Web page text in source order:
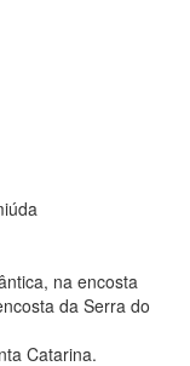
na encosta
da Serra do
Catarina.